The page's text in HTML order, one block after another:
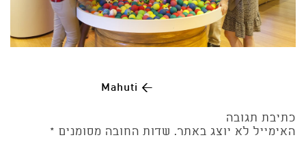
←
כתיבת תגובה
האימייל לא יוצג באתר. שדות החובה מסומנים *